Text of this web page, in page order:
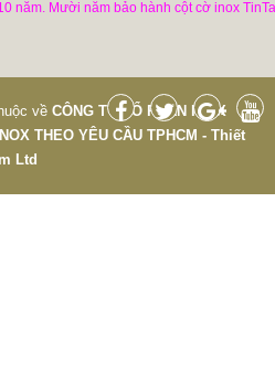
năm. Mười năm bảo hành cột cờ inox
về CÔNG TY CỔ PHẦN INOX
THEO YÊU CẦU TPHCM - Thiết
Ltd